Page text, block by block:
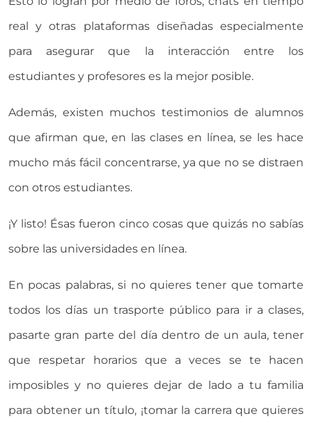
real y otras plataformas diseñadas especialmente
para asegurar que la interacción entre los
estudiantes y profesores es la mejor posible.
Además, existen muchos testimonios de alumnos
que afirman que, en las clases en línea, se les hace
mucho más fácil concentrarse, ya que no se distraen
con otros estudiantes.
¡Y listo! Ésas fueron cinco cosas que quizás no sabías
sobre las universidades en línea.
En pocas palabras, si no quieres tener que tomarte
todos los días un trasporte público para ir a clases,
pasarte gran parte del día dentro de un aula, tener
que respetar horarios que a veces se te hacen
imposibles y no quieres dejar de lado a tu familia
para obtener un título, ¡tomar la carrera que quieres